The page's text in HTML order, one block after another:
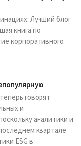
Лучший блог
книга по
корпоративного
говорят
и
аналитики и
квартале
ESG в